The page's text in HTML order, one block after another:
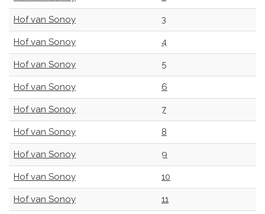
Hof van Sonoy 3
Hof van Sonoy 4
Hof van Sonoy 5
Hof van Sonoy 6
Hof van Sonoy 7
Hof van Sonoy 8
Hof van Sonoy 9
Hof van Sonoy 10
Hof van Sonoy 11